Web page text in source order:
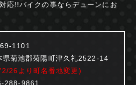
応!!バイクの事ならデューンにお
1101
県菊池郡菊陽町津久礼2522-14
26より町名番地変更)
288-9861